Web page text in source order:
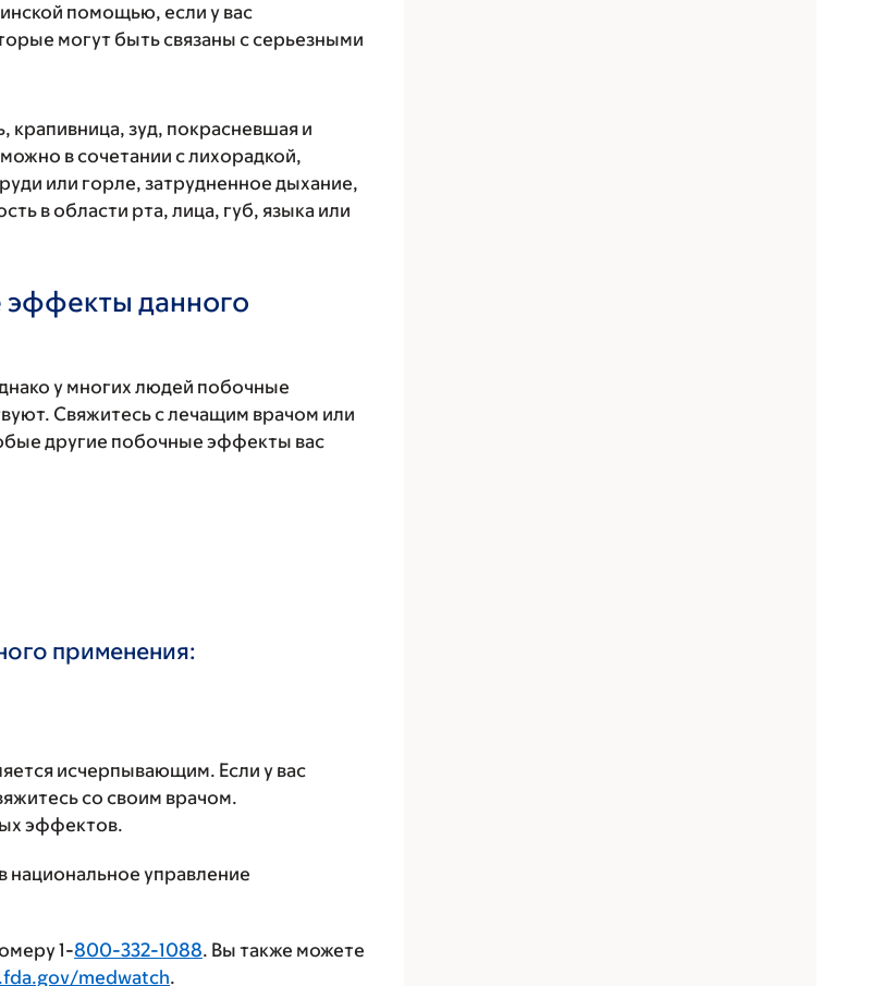
помощью, если у вас
могут быть связаны с серьезными
крапивница, зуд, покрасневшая и
в сочетании с лихорадкой,
или горле, затрудненное дыхание,
в области рта, лица, губ, языка или
эффекты данного
у многих людей побочные
Свяжитесь с лечащим врачом или
другие побочные эффекты вас
применения:
исчерпывающим. Если у вас
со своим врачом.
эффектов.
управление
1-800-332-1088. Вы также можете
medwatch.